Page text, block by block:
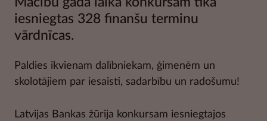
iesniegtas 328 finanšu terminu
vārdnīcas.
Paldies ikvienam dalībniekam, ģimenēm un
skolotājiem par iesaisti, sadarbību un radošumu!
Latvijas Bankas žūrija konkursam iesniegtajos